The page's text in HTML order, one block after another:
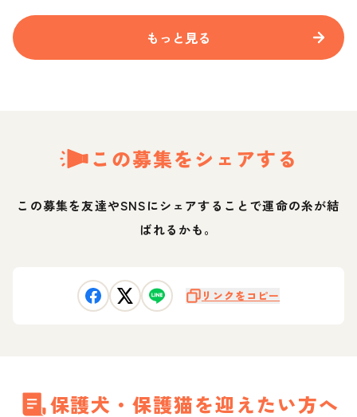
もっと見る
この募集をシェアする
この募集を友達やSNSにシェアすることで運命の糸が結
ばれるかも。
リンクをコピー
保護犬・保護猫を迎えたい方へ